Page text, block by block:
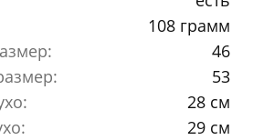
108 грамм
46
53
28 см
29 см